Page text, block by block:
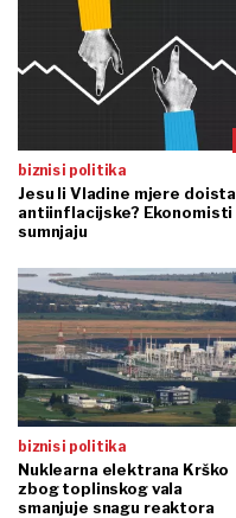
biznis i politika
Jesu li Vladine mjere doista
antiinflacijske? Ekonomisti
sumnjaju
biznis i politika
Nuklearna elektrana Krško
zbog toplinskog vala
smanjuje snagu reaktora